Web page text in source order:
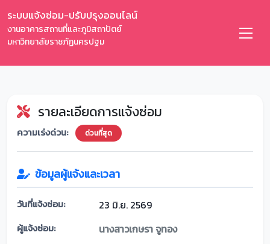
ระบบแจ้งซ่อม-ปรับปรุงออนไลน์
งานอาคารสถานที่และภูมิสถาปัตย์
มหาวิทยาลัยราชภัฏนครปฐม
รายละเอียดการแจ้งซ่อม
ความเร่งด่วน: ด่วนที่สุด
ข้อมูลผู้แจ้งและเวลา
วันที่แจ้งซ่อม: 23 มิ.ย. 2569
ผู้แจ้งซ่อม: นางสาวเกษรา จูทอง